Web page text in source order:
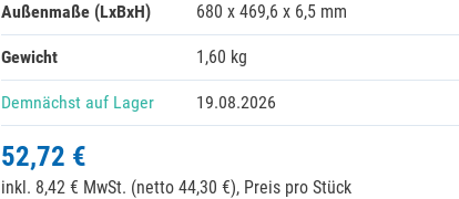
Außenmaße (LxBxH) 680 x 469,6 x 6,5 mm
Gewicht 1,60 kg
Demnächst auf Lager 19.08.2026
52,72 €
inkl. 8,42 € MwSt. (netto 44,30 €), Preis pro Stück